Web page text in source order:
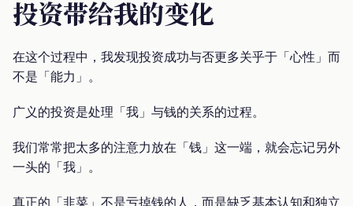
投资带给我的变化
在这个过程中，我发现投资成功与否更多关乎于「心性」而
不是「能力」。
广义的投资是处理「我」与钱的关系的过程。
我们常常把太多的注意力放在「钱」这一端，就会忘记另外
一头的「我」。
真正的「韭菜」不是亏掉钱的人，而是缺乏基本认知和独立